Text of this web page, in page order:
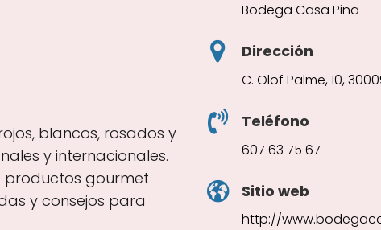
blancos, rosados y
y internacionales.
productos gourmet
y consejos para
Bodega Casa Pina
Dirección
C. Olof Palme, 10,
Teléfono
607 63 75 67
Sitio web
http://